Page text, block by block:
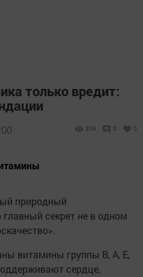
только вредит:
339 0 0
природный
секрет не в одном
витамины группы B, A, E,
сердце,